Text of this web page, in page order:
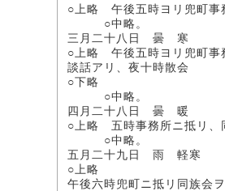
○上略 午後五時ヨリ兜町事
○中略。
三月二十八日 曇 寒
○上略 午後五時ヨリ兜町事
談話アリ、夜十時散会
○下略
○中略。
四月二十八日 曇 暖
○上略 五時事務所ニ抵リ、
○中略。
五月二十九日 雨 軽寒
○上略
午後六時兜町ニ抵リ同族会